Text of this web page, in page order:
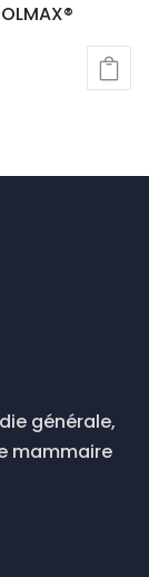
générale,
mammaire